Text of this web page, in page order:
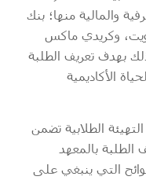
والمالية منها؛ بنك
وكريدي ماكس
بهدف تعريف الطلبة
الأكاديمية
الطلابية تضمن
الطلبة بالمعهد
التي ينبغي على